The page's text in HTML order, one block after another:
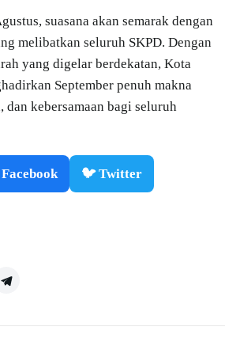
suasana akan semarak dengan
melibatkan seluruh SKPD. Dengan
yang digelar berdekatan, Kota
September penuh makna
dan kebersamaan bagi seluruh
🐦 Twitter